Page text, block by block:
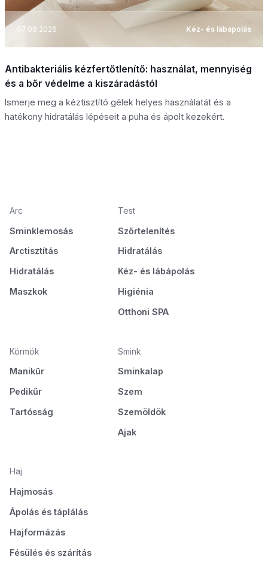
07.08.2026 Kéz- és lábápolás
Antibakteriális kézfertőtlenítő: használat, mennyiség
és a bőr védelme a kiszáradástól
Ismerje meg a kéztisztító gélek helyes használatát és a
hatékony hidratálás lépéseit a puha és ápolt kezekért.
Arc
Sminklemosás
Arctisztítás
Hidratálás
Maszkok
Test
Szőrtelenítés
Hidratálás
Kéz- és lábápolás
Higiénia
Otthoni SPA
Körmök
Manikűr
Pedikűr
Tartósság
Smink
Sminkalap
Szem
Szemöldök
Ajak
Haj
Hajmosás
Ápolás és táplálás
Hajformázás
Fésülés és szárítás